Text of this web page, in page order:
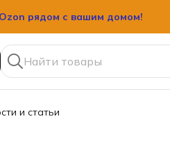
рядом с вашим домом!
и статьи